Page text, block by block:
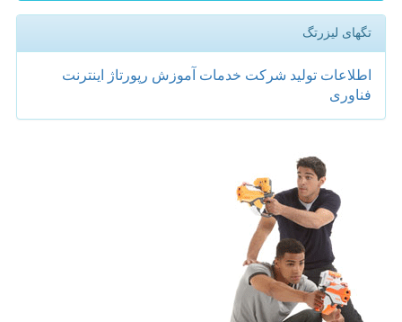
تگهای لیزرتگ
اطلاعات تولید شركت خدمات آموزش رپورتاژ
اینترنت
فناوری